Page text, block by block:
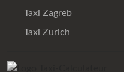
Taxi Zagreb
Taxi Zurich